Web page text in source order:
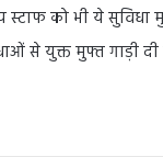
स्टाफ को भी ये सुविधा
से युक्त मुफ्त गाड़ी दी